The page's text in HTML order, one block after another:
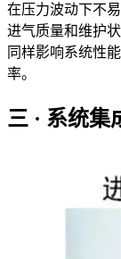
在压力波动下不
进气质量和维护
同样影响系统性
率。
三 · 系统集